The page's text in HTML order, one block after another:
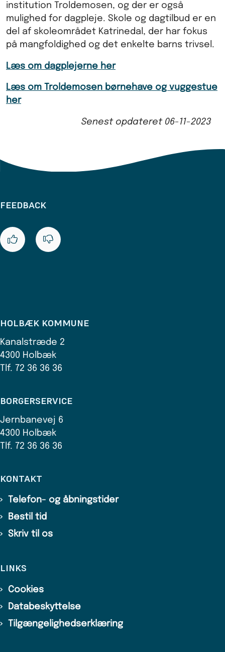
institution Troldemosen, og der er også
mulighed for dagpleje. Skole og dagtilbud er en
del af skoleområdet Katrinedal, der har fokus
på mangfoldighed og det enkelte barns trivsel.
Læs om dagplejerne her
Læs om Troldemosen børnehave og vuggestue
her
Senest opdateret 06-11-2023
FEEDBACK
HOLBÆK KOMMUNE
Kanalstræde 2
4300 Holbæk
Tlf. 72 36 36 36
BORGERSERVICE
Jernbanevej 6
4300 Holbæk
Tlf. 72 36 36 36
KONTAKT
Telefon- og åbningstider
Bestil tid
Skriv til os
LINKS
Cookies
Databeskyttelse
Tilgængelighedserklæring